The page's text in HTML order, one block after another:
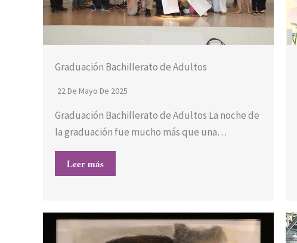
Graduación Bachillerato de Adultos
22 De Mayo De 2025
Graduación Bachillerato de Adultos La noche de
la graduación fue mucho más que una…
Leer más